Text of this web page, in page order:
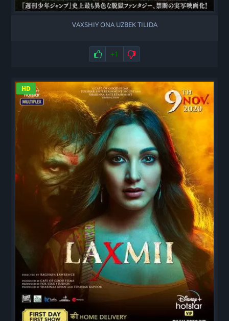
VAXSHIY ONA UZBEK TILIDA
Нравится
+1 Не нравится
HD